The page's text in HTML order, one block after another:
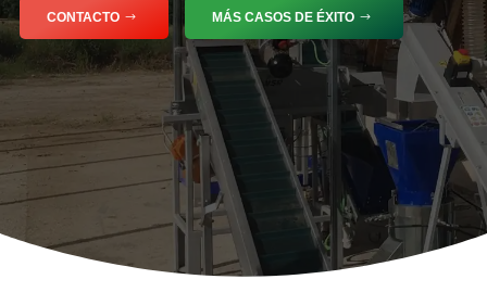
CONTACTO MÁS CASOS DE ÉXITO